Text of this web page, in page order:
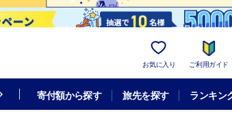
お気に入り ご利用ガイド
寄付額から探す 旅先を探す ランキン